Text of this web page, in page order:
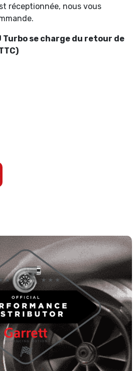
réceptionnée, nous vous
Turbo se charge du retour de